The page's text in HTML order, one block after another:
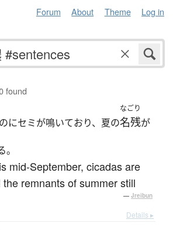
Forum About Theme Log in
found
にセミが鳴いており、夏の
なごり
名残が
mid-September, cicadas are
remnants of summer still
— Jreibun
Details ▸